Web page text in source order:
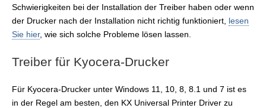
Schwierigkeiten bei der Installation der Treiber haben oder wenn
der Drucker nach der Installation nicht richtig funktioniert, lesen
Sie hier, wie sich solche Probleme lösen lassen.
Treiber für Kyocera-Drucker
Für Kyocera-Drucker unter Windows 11, 10, 8, 8.1 und 7 ist es
in der Regel am besten, den KX Universal Printer Driver zu